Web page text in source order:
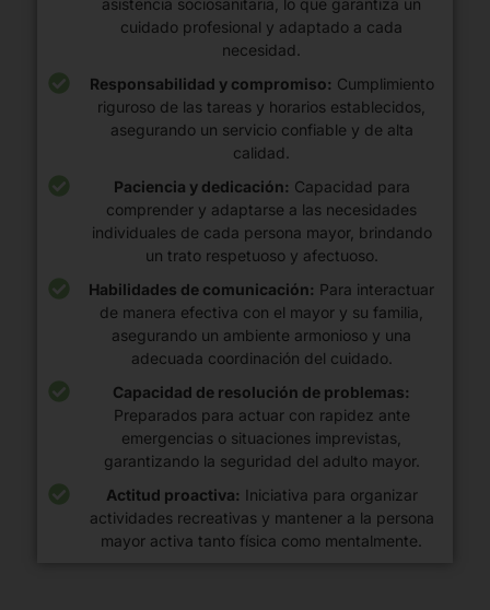
asistencia sociosanitaria, lo que garantiza un
cuidado profesional y adaptado a cada
necesidad.
Responsabilidad y compromiso: Cumplimiento
riguroso de las tareas y horarios establecidos,
asegurando un servicio confiable y de alta
calidad.
Paciencia y dedicación: Capacidad para
comprender y adaptarse a las necesidades
individuales de cada persona mayor, brindando
un trato respetuoso y afectuoso.
Habilidades de comunicación: Para interactuar
de manera efectiva con el mayor y su familia,
asegurando un ambiente armonioso y una
adecuada coordinación del cuidado.
Capacidad de resolución de problemas:
Preparados para actuar con rapidez ante
emergencias o situaciones imprevistas,
garantizando la seguridad del adulto mayor.
Actitud proactiva: Iniciativa para organizar
actividades recreativas y mantener a la persona
mayor activa tanto física como mentalmente.